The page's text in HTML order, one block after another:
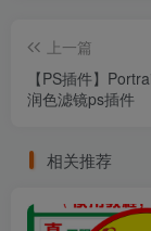
上一篇
【PS插件】
润色滤镜ps插件
相关推荐